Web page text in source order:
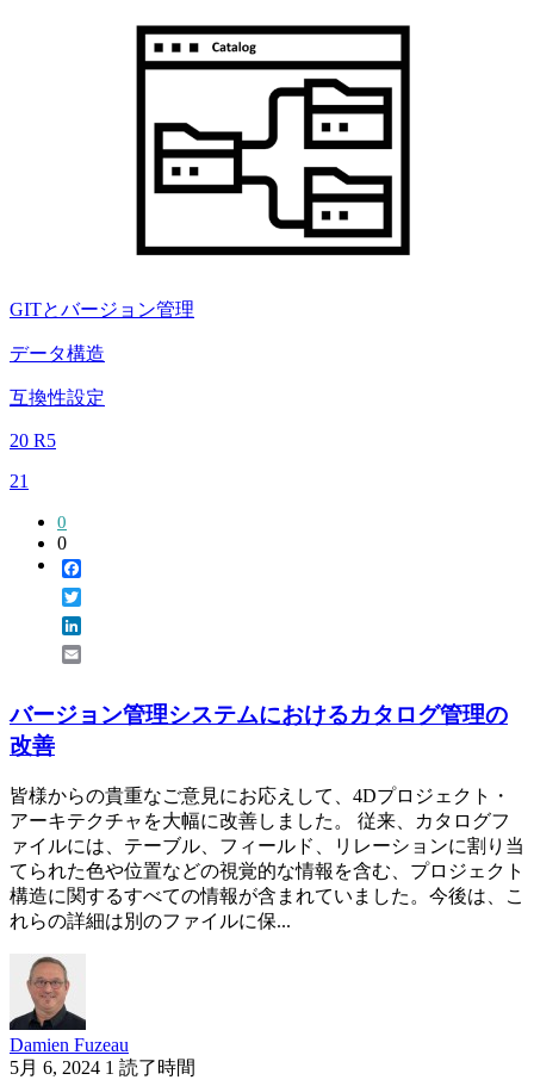
GITとバージョン管理
データ構造
互換性設定
20 R5
21
0
0
バージョン管理システムにおけるカタログ管理の
改善
皆様からの貴重なご意見にお応えして、4Dプロジェクト・
アーキテクチャを大幅に改善しました。 従来、カタログフ
ァイルには、テーブル、フィールド、リレーションに割り当
てられた色や位置などの視覚的な情報を含む、プロジェクト
構造に関するすべての情報が含まれていました。今後は、こ
れらの詳細は別のファイルに保...
Damien Fuzeau
5月 6, 2024 1 読了時間